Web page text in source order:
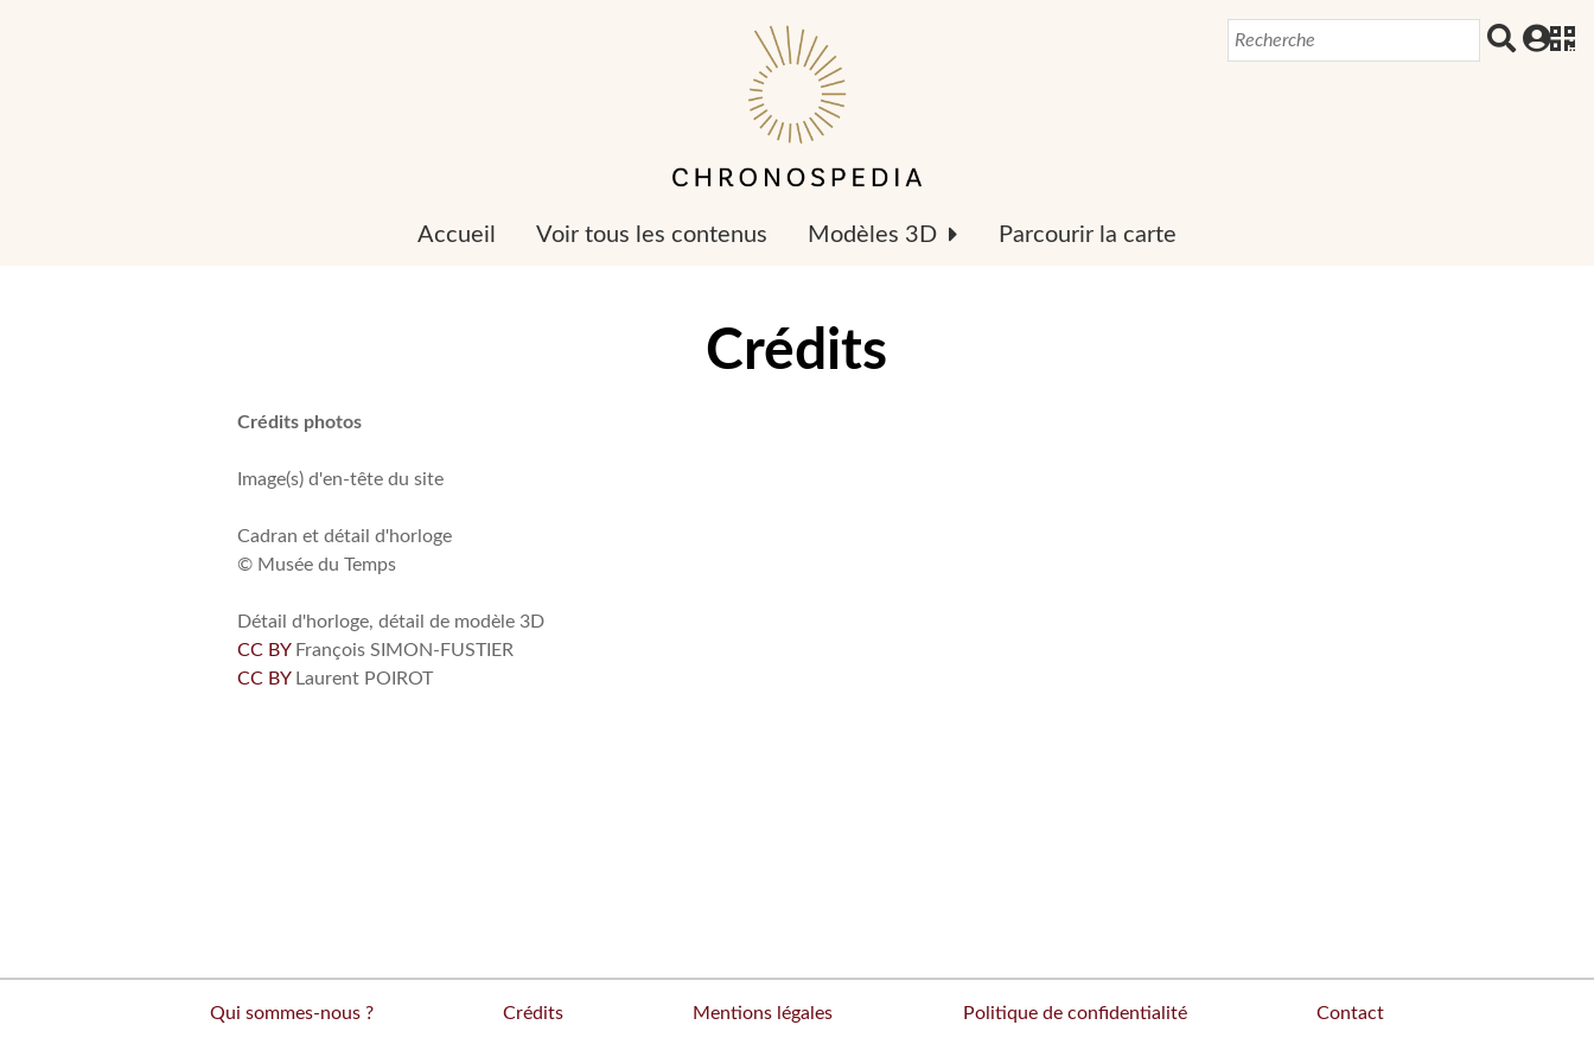
Accueil Voir tous les contenus Modèles 3D Parcourir la carte
Crédits
Crédits photos
Image(s) d'en-tête du site
Cadran et détail d'horloge
© Musée du Temps
Détail d'horloge, détail de modèle 3D
CC BYFrançois SIMON-FUSTIER
CC BYLaurent POIROT
Qui sommes-nous ? Crédits Mentions légales Politique de confidentialité Contact